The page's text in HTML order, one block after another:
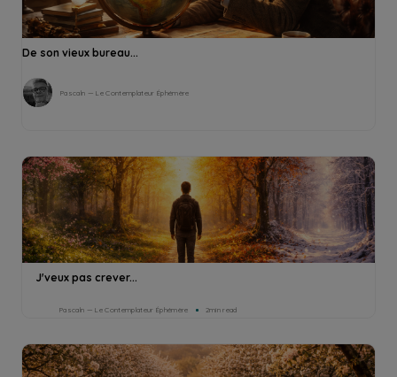
De son vieux bureau...
Pascaln — Le Contemplateur Éphémère
J'veux pas crever...
Pascaln — Le Contemplateur Éphémère 2min read